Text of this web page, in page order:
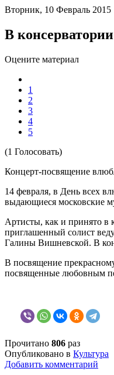
Вторник, 10 Февраль 2015
В
Оцените материал
1
2
3
4
5
(1 Голосовать)
Концерт-посвящение
14 февраля, в День всех
выдающиеся московские
Артисты, как и принято в
приглашенный солист
Галины Вишневской. В
В посвящение
посвященные любовным
Прочитано 806 раз
Опубликовано в Культура
Добавить комментарий